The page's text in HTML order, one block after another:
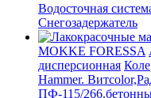
Водосточная
Снегозадержатель
MOKKE FORESSA
дисперсионная
Hammer.
ПФ-115/